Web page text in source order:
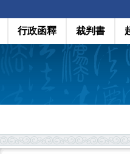
行政函釋 裁判書